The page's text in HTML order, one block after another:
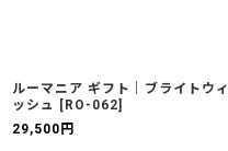
ルーマニア ギフト｜ブライトウィ
ッシュ
[ RO-062]
29,500 円